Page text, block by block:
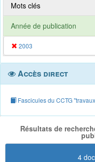
Mots clés
Année de publication
2003
Accès direct
Fascicules du CCTG
Résultats de
4